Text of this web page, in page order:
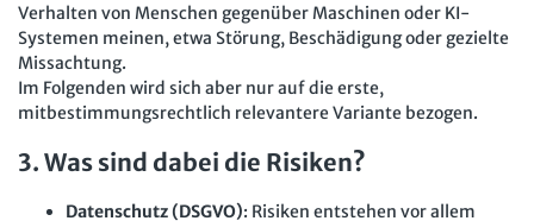
Verhalten von Menschen gegenüber Maschinen oder KI-
Systemen meinen, etwa Störung, Beschädigung oder gezielte
Missachtung.
Im Folgenden wird sich aber nur auf die erste,
mitbestimmungsrechtlich relevantere Variante bezogen.
3. Was sind dabei die Risiken?
Datenschutz (DSGVO): Risiken entstehen vor allem